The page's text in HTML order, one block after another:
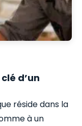
d’un
réside dans la
à un